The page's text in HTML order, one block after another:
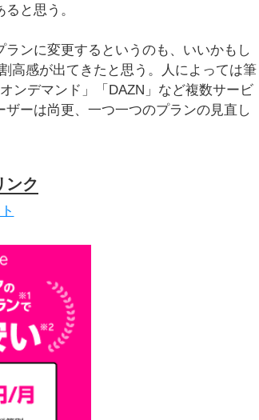
と思う。
ンに変更するというのも、いいかもし
高感が出てきたと思う。人によっては筆
ンデマンド」「DAZN」など複数サービ
ーは尚更、一つ一つのプランの見直し
ンク